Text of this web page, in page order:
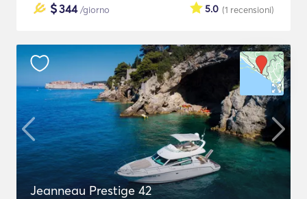
$344/giorno (1 recensioni)
5.0
Jeanneau Prestige 42